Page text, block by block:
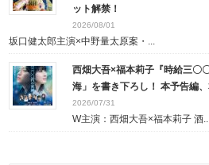
ット解禁！
2026/08/01
坂口健太郎主演×中野量太原案・...
西畑大吾×福本莉子『時給三〇
海」を書き下ろし！ 本予告編
2026/07/31
W主演：西畑大吾×福本莉子 酒...